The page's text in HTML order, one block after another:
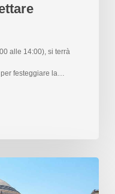
alle 14:00), si terrà
festeggiare la…